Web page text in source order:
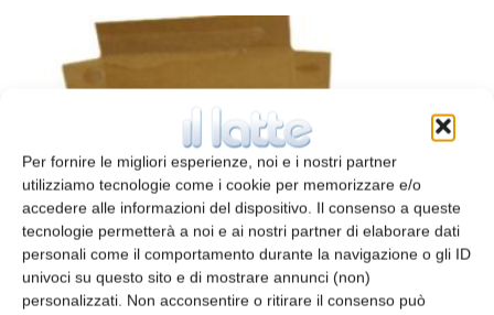
Per fornire le migliori esperienze, noi e i nostri partner
utilizziamo tecnologie come i cookie per memorizzare e/o
accedere alle informazioni del dispositivo. Il consenso a queste
tecnologie permetterà a noi e ai nostri partner di elaborare dati
personali come il comportamento durante la navigazione o gli ID
univoci su questo sito e di mostrare annunci (non)
personalizzati. Non acconsentire o ritirare il consenso può
Incartonatrici e astucciatrici
redazione 2 Agosto 2013